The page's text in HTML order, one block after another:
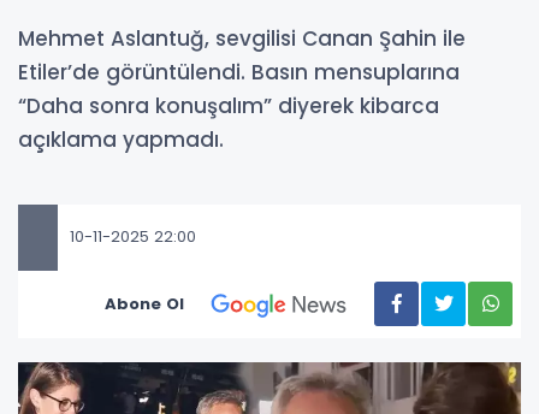
Mehmet Aslantuğ, sevgilisi Canan Şahin ile
Etiler’de görüntülendi. Basın mensuplarına
“Daha sonra konuşalım” diyerek kibarca
açıklama yapmadı.
10-11-2025 22:00
Abone Ol